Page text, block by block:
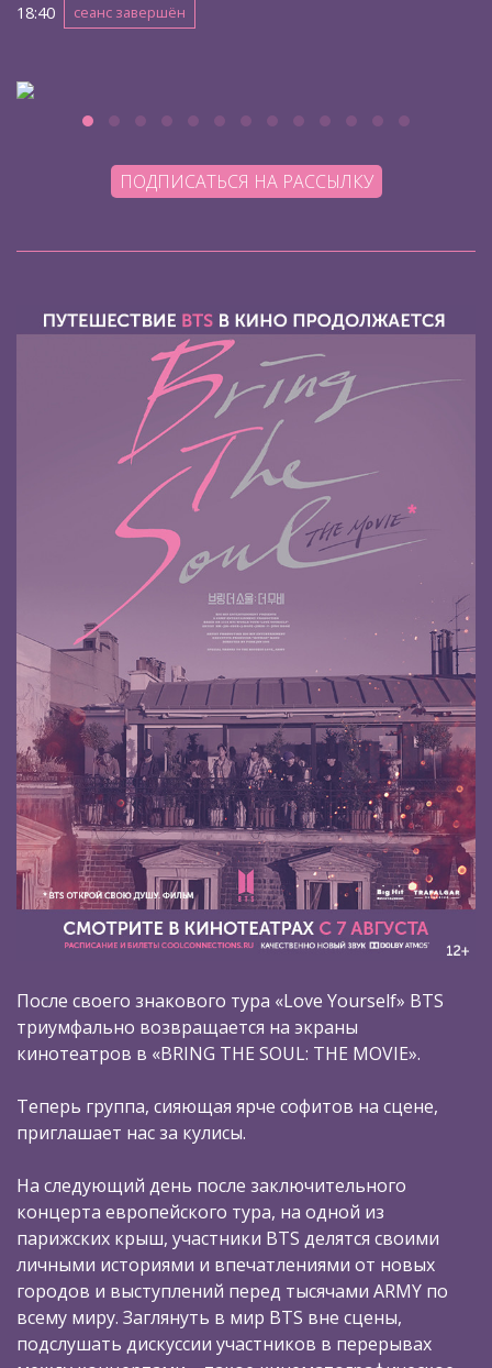
18:40 сеанс завершён
ПОДПИСАТЬСЯ НА РАССЫЛКУ
После своего знакового тура «Love Yourself» BTS
триумфально возвращается на экраны
кинотеатров в «BRING THE SOUL: THE MOVIE».
Теперь группа, сияющая ярче софитов на сцене,
приглашает нас за кулисы.
На следующий день после заключительного
концерта европейского тура, на одной из
парижских крыш, участники BTS делятся своими
личными историями и впечатлениями от новых
городов и выступлений перед тысячами ARMY по
всему миру. Заглянуть в мир BTS вне сцены,
подслушать дискуссии участников в перерывах